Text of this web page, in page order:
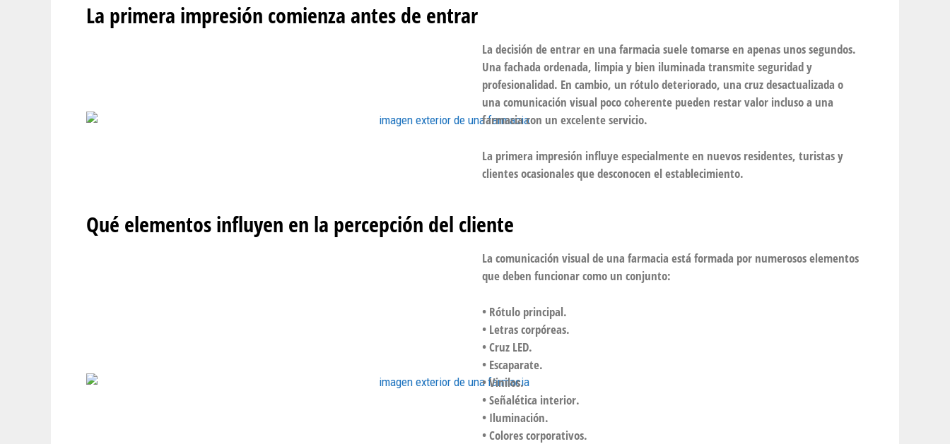
La primera impresión comienza antes de entrar
La decisión de entrar en una farmacia suele tomarse en apenas unos segundos.
Una fachada ordenada, limpia y bien iluminada transmite seguridad y
profesionalidad. En cambio, un rótulo deteriorado, una cruz desactualizada o
una comunicación visual poco coherente pueden restar valor incluso a una
farmacia con un excelente servicio.
La primera impresión influye especialmente en nuevos residentes, turistas y
clientes ocasionales que desconocen el establecimiento.
Qué elementos influyen en la percepción del cliente
La comunicación visual de una farmacia está formada por numerosos elementos
que deben funcionar como un conjunto:
• Rótulo principal.
• Letras corpóreas.
• Cruz LED.
• Escaparate.
• Vinilos.
• Señalética interior.
• Iluminación.
• Colores corporativos.